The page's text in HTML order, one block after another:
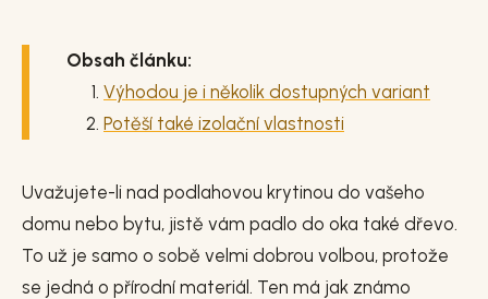
Obsah článku:
Výhodou je i několik dostupných variant
Potěší také izolační vlastnosti
Uvažujete-li nad podlahovou krytinou do vašeho
domu nebo bytu, jistě vám padlo do oka také dřevo.
To už je samo o sobě velmi dobrou volbou, protože
se jedná o přírodní materiál. Ten má jak známo